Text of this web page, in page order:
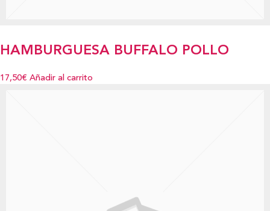
HAMBURGUESA BUFFALO POLLO
17,50€ Añadir al carrito